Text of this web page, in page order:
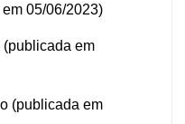
05/06/2023)
em
(publicada em